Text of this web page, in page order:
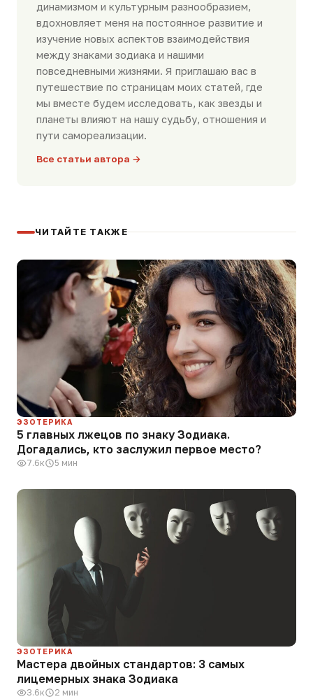
динамизмом и культурным разнообразием,
вдохновляет меня на постоянное развитие и
изучение новых аспектов взаимодействия
между знаками зодиака и нашими
повседневными жизнями. Я приглашаю вас в
путешествие по страницам моих статей, где
мы вместе будем исследовать, как звезды и
планеты влияют на нашу судьбу, отношения и
пути самореализации.
Все статьи автора →
ЧИТАЙТЕ ТАКЖЕ
ЭЗОТЕРИКА
5 главных лжецов по знаку Зодиака.
Догадались, кто заслужил первое место?
7.6к 5 мин
ЭЗОТЕРИКА
Мастера двойных стандартов: 3 самых
лицемерных знака Зодиака
3.6к 2 мин